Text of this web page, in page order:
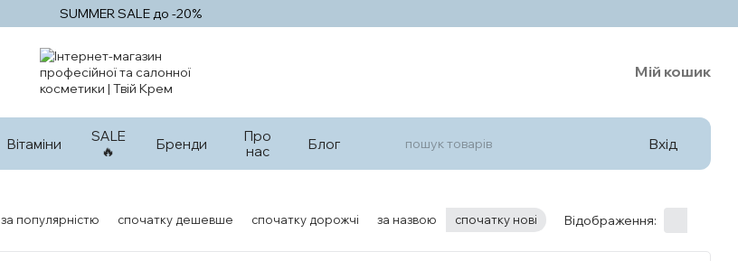
SUMMER SALE до -20%
Мій кошик
Вітаміни
SALE
🔥
Бренди
Про
нас
Блог Вхід
за популярністю спочатку дешевше спочатку дорожчі за назвою спочатку нові Відображення: